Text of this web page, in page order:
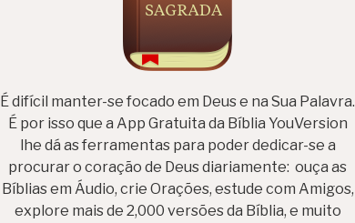
É difícil manter-se focado em Deus e na Sua Palavra.
É por isso que a App Gratuita da Bíblia YouVersion
lhe dá as ferramentas para poder dedicar-se a
procurar o coração de Deus diariamente: ouça as
Bíblias em Áudio, crie Orações, estude com Amigos,
explore mais de 2,000 versões da Bíblia, e muito